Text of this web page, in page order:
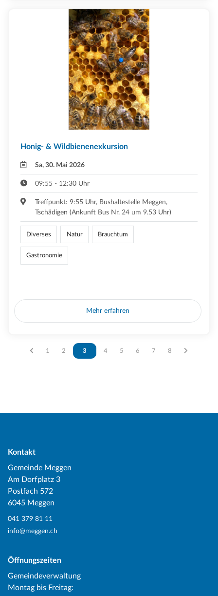
Honig- & Wildbienenexkursion
Sa, 30. Mai 2026
09:55 - 12:30 Uhr
Treffpunkt: 9:55 Uhr, Bushaltestelle Meggen,
Tschädigen (Ankunft Bus Nr. 24 um 9.53 Uhr)
Diverses Natur Brauchtum
Gastronomie
Mehr erfahren
Vous êtes sur la page
1 Vous êtes sur la page
2 Vous êtes sur la page
3 Vous êtes sur la page
4 Vous êtes sur la page
5 Vous êtes sur la page
6 Vous êtes sur la page
7 Vous êtes sur la
8
Kontakt
Gemeinde Meggen
Am Dorfplatz 3
Postfach 572
6045 Meggen
041 379 81 11
info@meggen.ch
Öffnungszeiten
Gemeindeverwaltung
Montag bis Freitag: